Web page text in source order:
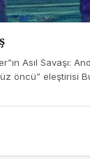
Asıl Savaşı:
öncü” eleştirisi